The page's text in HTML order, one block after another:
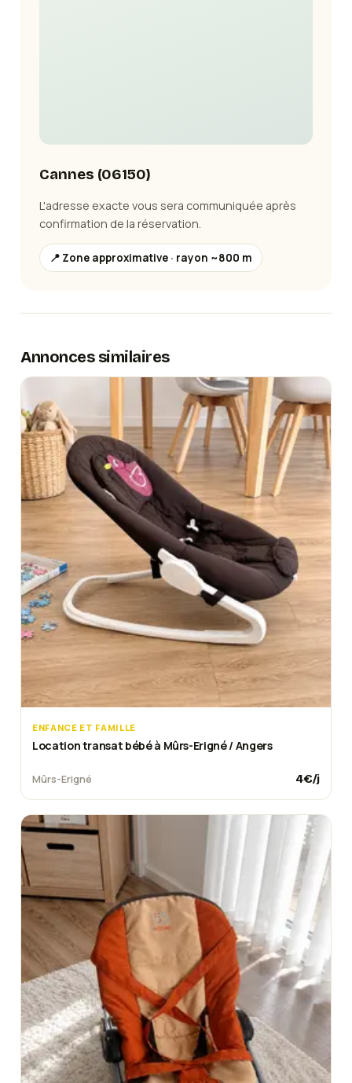
Cannes (06150)
L'adresse exacte vous sera communiquée après
confirmation de la réservation.
📍 Zone approximative · rayon ~800 m
Annonces similaires
ENFANCE ET FAMILLE
Location transat bébé à Mûrs-Erigné / Angers
Mûrs-Erigné 4€/j